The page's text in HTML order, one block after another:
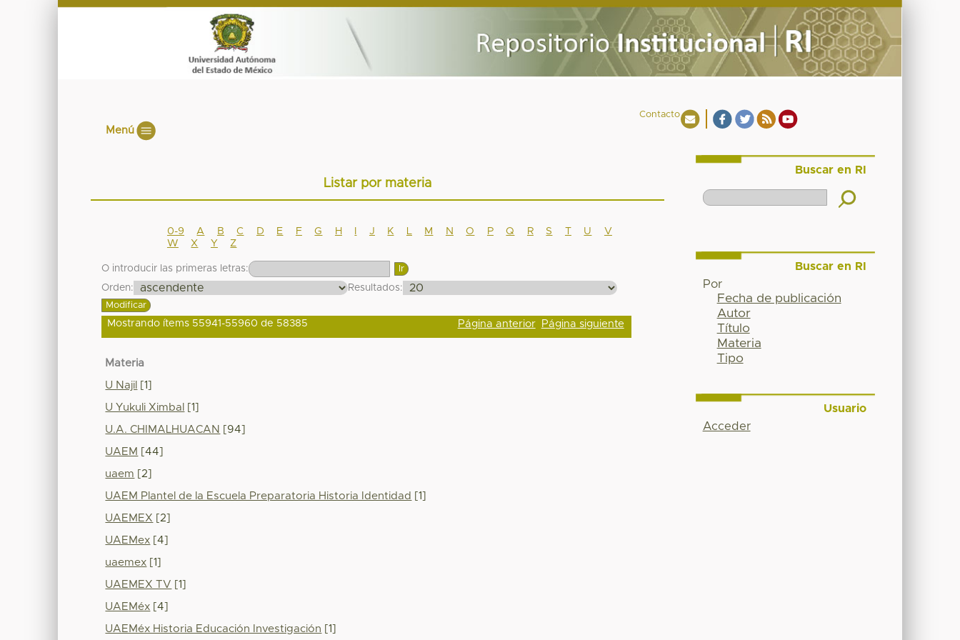
Contacto
Menú
Listar por materia
0-9 A B C D E F G H J K M N O P Q R S T U
V
W
X Y Z
O introducir las primeras letras:
Orden:
Resultados:
Mostrando ítems 55941-55960 de 58385 Página anterior Página siguiente
Materia
U Najil [1]
U Yukuli Ximbal [1]
U.A. CHIMALHUACAN [94]
UAEM [44]
uaem [2]
UAEM Plantel de la Escuela Preparatoria Historia Identidad [1]
UAEMEX [2]
UAEMex [4]
uaemex [1]
UAEMEX TV [1]
UAEMéx [4]
UAEMéx Historia Educación Investigación [1]
Buscar en RI
Buscar en RI
Por
Fecha de publicación
Autor
Título
Materia
Tipo
Usuario
Acceder